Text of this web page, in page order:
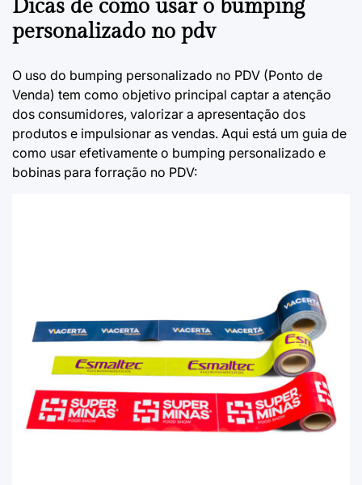
Dicas de como usar o bumping
personalizado no pdv
O uso do bumping personalizado no PDV (Ponto de
Venda) tem como objetivo principal captar a atenção
dos consumidores, valorizar a apresentação dos
produtos e impulsionar as vendas. Aqui está um guia de
como usar efetivamente o bumping personalizado e
bobinas para forração no PDV: